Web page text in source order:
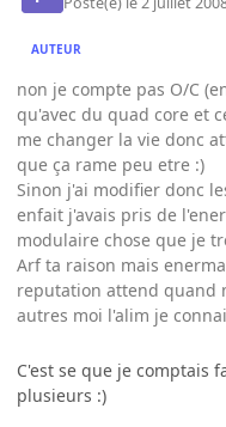
AUTEUR
non je compte pas O/C
qu'avec du quad core et
me changer la vie donc
que ça rame peu etre :)
Sinon j'ai modifier donc
enfait j'avais pris de
modulaire chose que je
Arf ta raison mais
reputation attend quand
autres moi l'alim je
C'est se que je comptais
plusieurs :)